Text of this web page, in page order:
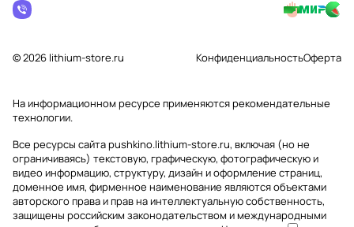
© 2026 lithium-store.ru КонфиденциальностьОферта
На информационном ресурсе применяютсярекомендательные
технологии.
Все ресурсы сайта pushkino.lithium-store.ru, включая (но не
ограничиваясь) текстовую, графическую, фотографическую и
видео информацию, структуру, дизайн и оформление страниц,
доменное имя, фирменное наименование являются объектами
авторского права и прав на интеллектуальную собственность,
защищены российским законодательством и международными